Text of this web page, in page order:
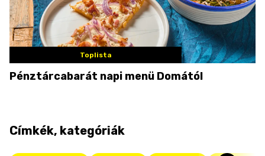
Toplista
Pénztárcabarát napi menü Domától
Címkék, kategóriák